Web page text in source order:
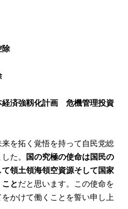
除
済強靱化計画 危機管理投資
を拓く覚悟を持って自民党総
た。
国の究極の使命は国民の
領土領海領空資源そして国家
とだと思います。この使命を
かけて働くことを誓い申し上